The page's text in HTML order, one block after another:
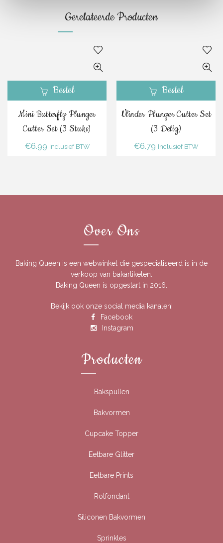
Gerelateerde Producten
Bestel
Mini Butterfly Plunger
Cutter Set (3 Stuks)
€6.99 Inclusief BTW
Bestel
Vlinder Plunger Cutter Set
(3 Delig)
€6.79 Inclusief BTW
Over Ons
Baking Queen is een webwinkel die gespecialiseerd is in de
verkoop van bakartikelen.
Baking Queen is opgestart in 2016.
Bekijk ook onze social media kanalen!
Facebook
Instagram
Producten
Bakspullen
Bakvormen
Cupcake Topper
Eetbare Glitter
Eetbare Prints
Rolfondant
Siliconen Bakvormen
Sprinkles